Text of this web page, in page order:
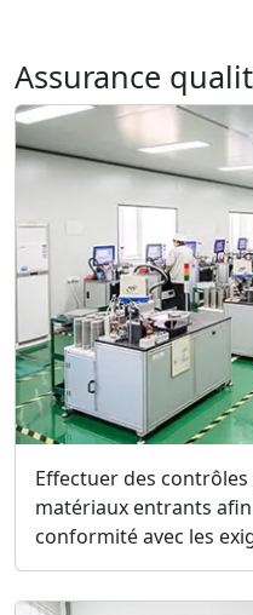
Assurance
Effectuer des
matériaux entrants
conformité avec les